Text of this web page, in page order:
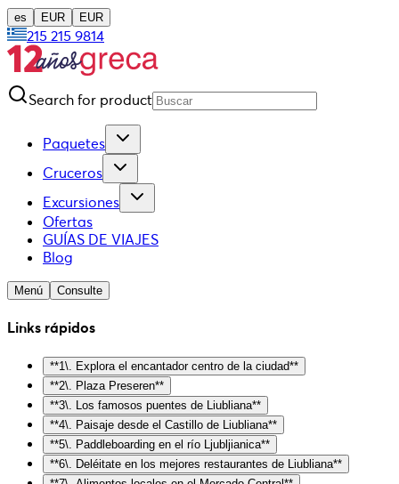
es EUR EUR
215 215 9814
Search for product
Paquetes
Cruceros
Excursiones
Ofertas
GUÍAS DE VIAJES
Blog
Menú Consulte
Links rápidos
**1\. Explora el encantador centro de la ciudad**
**2\. Plaza Preseren**
**3\. Los famosos puentes de Liubliana**
**4\. Paisaje desde el Castillo de Liubliana**
**5\. Paddleboarding en el río Ljubljianica**
**6\. Deléitate en los mejores restaurantes de Liubliana**